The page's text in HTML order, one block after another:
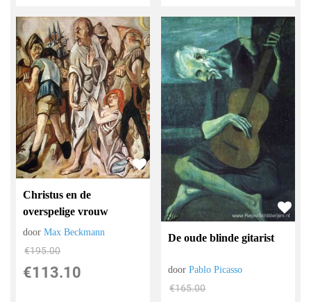
Christus en de
overspelige vrouw
doorMax Beckmann
€195.00
€113.10
De oude blinde gitarist
doorPablo Picasso
€165.00